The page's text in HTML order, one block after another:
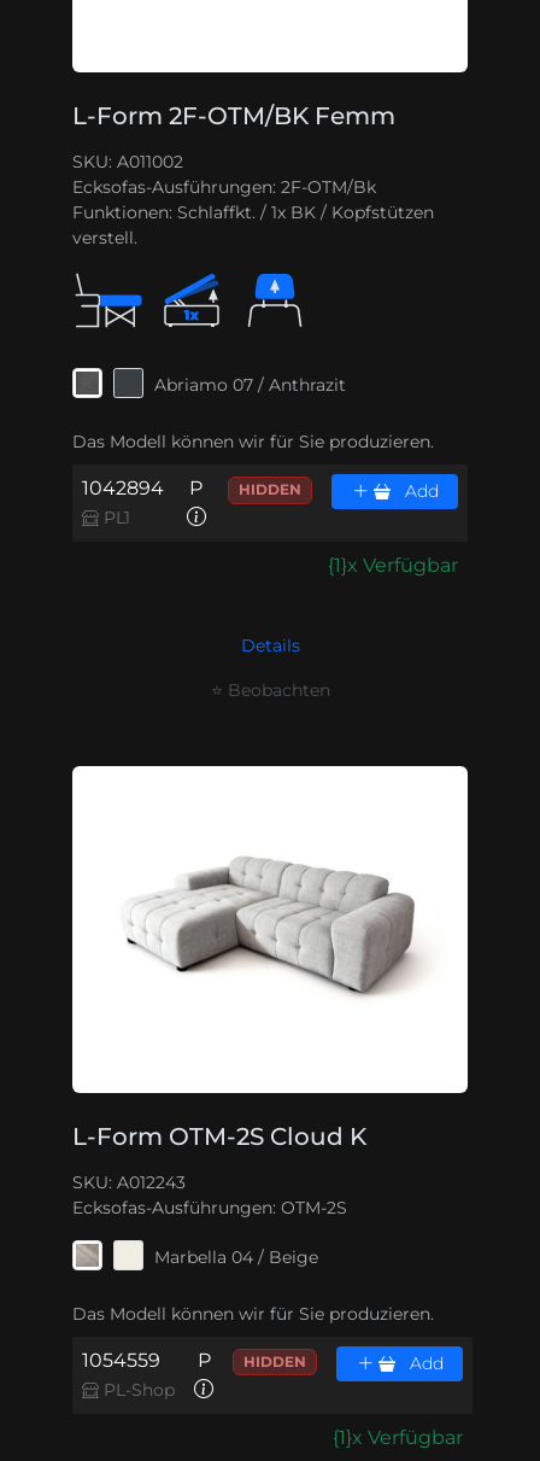
L-Form 2F-OTM/BK Femm
SKU: A011002
Ecksofas-Ausführungen: 2F-OTM/Bk
Funktionen: Schlaffkt. / 1x BK / Kopfstützen
verstell.
Abriamo 07 / Anthrazit
Das Modell können wir für Sie produzieren.
1042894
PL1
P HIDDEN Add
{1}x Verfügbar
Details
⭐ Beobachten
L-Form OTM-2S Cloud K
SKU: A012243
Ecksofas-Ausführungen: OTM-2S
Marbella 04 / Beige
Das Modell können wir für Sie produzieren.
1054559
PL-Shop
P HIDDEN Add
{1}x Verfügbar